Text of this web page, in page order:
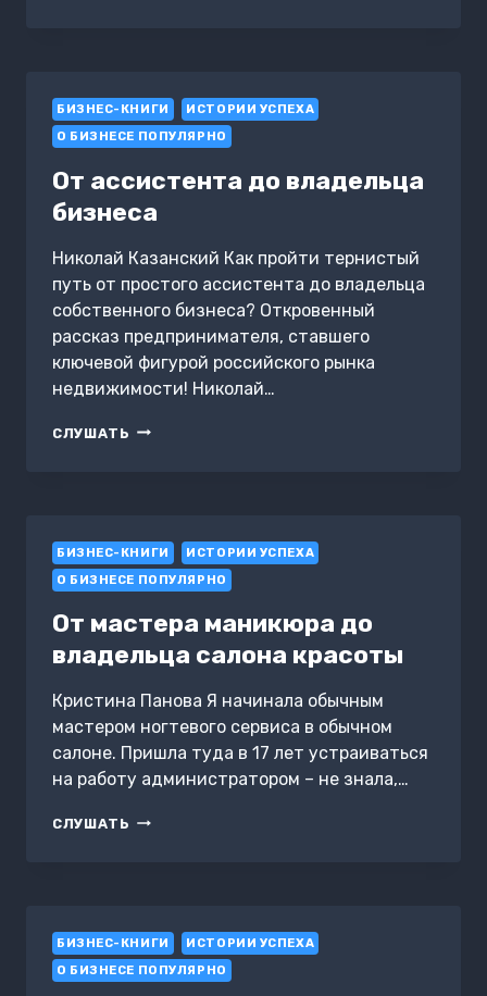
БИЗНЕС-КНИГИ
ИСТОРИИ УСПЕХА
О БИЗНЕСЕ ПОПУЛЯРНО
От ассистента до владельца
бизнеса
Николай Казанский Как пройти тернистый
путь от простого ассистента до владельца
собственного бизнеса? Откровенный
рассказ предпринимателя, ставшего
ключевой фигурой российского рынка
недвижимости! Николай…
СЛУШАТЬ ОТ
БИЗНЕС-КНИГИ
ИСТОРИИ УСПЕХА
О БИЗНЕСЕ ПОПУЛЯРНО
От мастера маникюра до
владельца салона красоты
Кристина Панова Я начинала обычным
мастером ногтевого сервиса в обычном
салоне. Пришла туда в 17 лет устраиваться
на работу администратором – не знала,…
СЛУШАТЬ ОТ
КРАСОТЫ
БИЗНЕС-КНИГИ
ИСТОРИИ УСПЕХА
О БИЗНЕСЕ ПОПУЛЯРНО